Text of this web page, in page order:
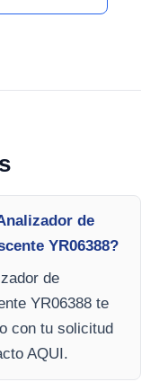
de
YR06388?
de
YR06388 te
con tu solicitud
AQUI.